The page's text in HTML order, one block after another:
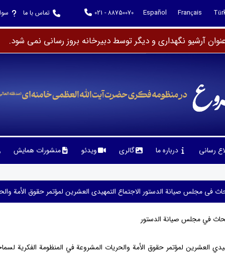
Français
Español
021 - 88750070 تماس با ما
آرشیو نگهداری و دیگر توسط دبیرخانه بروز رسانی نمی شود.
رسانی درباره ما گالری ویدئو منشورات همایش
فی مجلس صیانة الدستور الاجتماع التمهیدی العشرین لمؤتمر حقوق الأمة
في مجلس صيانة الدستور
العشرین لمؤتمر حقوق الأمة والحريات المشروعة في المنظومة الفكرية